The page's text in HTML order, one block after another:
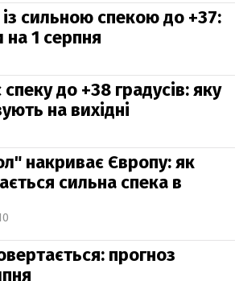
із сильною спекою до +37:
на 1 серпня
до +38 градусів: яку
на вихідні
накриває Європу: як
сильна спека в
прогноз